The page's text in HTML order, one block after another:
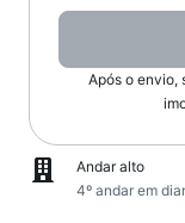
Após o envio,
Andar alto
4º andar em